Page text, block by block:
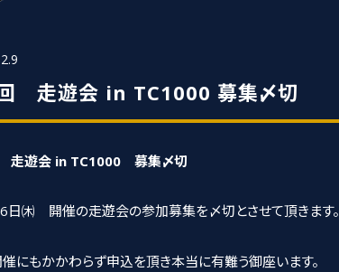
走遊会 in TC1000 募集〆切
走遊会 in TC1000 募集〆切
日㈭ 開催の走遊会の参加募集を〆切とさせて頂きます。
にもかかわらず申込を頂き本当に有難う御座います。